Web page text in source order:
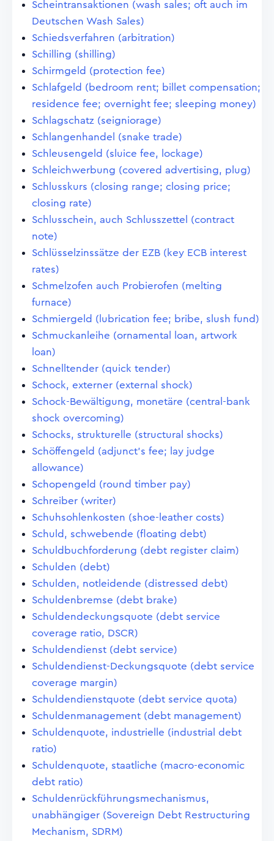
Scheintransaktionen (wash sales; oft auch im
Deutschen Wash Sales)
Schiedsverfahren (arbitration)
Schilling (shilling)
Schirmgeld (protection fee)
Schlafgeld (bedroom rent; billet compensation;
residence fee; overnight fee; sleeping money)
Schlagschatz (seigniorage)
Schlangenhandel (snake trade)
Schleusengeld (sluice fee, lockage)
Schleichwerbung (covered advertising, plug)
Schlusskurs (closing range; closing price;
closing rate)
Schlusschein, auch Schlusszettel (contract
note)
Schlüsselzinssätze der EZB (key ECB interest
rates)
Schmelzofen auch Probierofen (melting
furnace)
Schmiergeld (lubrication fee; bribe, slush fund)
Schmuckanleihe (ornamental loan, artwork
loan)
Schnelltender (quick tender)
Schock, externer (external shock)
Schock-Bewältigung, monetäre (central-bank
shock overcoming)
Schocks, strukturelle (structural shocks)
Schöffengeld (adjunct's fee; lay judge
allowance)
Schopengeld (round timber pay)
Schreiber (writer)
Schuhsohlenkosten (shoe-leather costs)
Schuld, schwebende (floating debt)
Schuldbuchforderung (debt register claim)
Schulden (debt)
Schulden, notleidende (distressed debt)
Schuldenbremse (debt brake)
Schuldendeckungsquote (debt service
coverage ratio, DSCR)
Schuldendienst (debt service)
Schuldendienst-Deckungsquote (debt service
coverage margin)
Schuldendienstquote (debt service quota)
Schuldenmanagement (debt management)
Schuldenquote, industrielle (industrial debt
ratio)
Schuldenquote, staatliche (macro-economic
debt ratio)
Schuldenrückführungsmechanismus,
unabhängiger (Sovereign Debt Restructuring
Mechanism, SDRM)